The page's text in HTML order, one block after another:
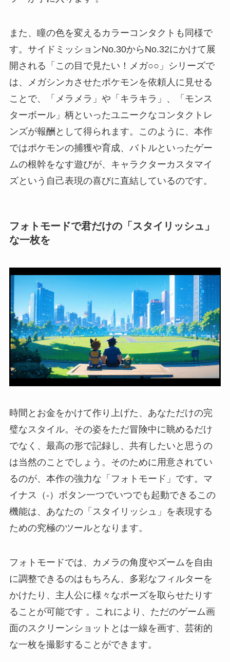
また、瞳の色を変えるカラーコンタクトも同様で
す。サイドミッションNo.30からNo.32にかけて展
開される「この目で見たい！メガ○○」シリーズで
は、メガシンカさせたポケモンを依頼人に見せる
ことで、「メラメラ」や「キラキラ」、「モンス
ターボール」柄といったユニークなコンタクトレ
ンズが報酬として得られます。このように、本作
ではポケモンの捕獲や育成、バトルといったゲー
ムの根幹をなす遊びが、キャラクターカスタマイ
ズという自己表現の喜びに直結しているのです。
フォトモードで君だけの「スタイリッシュ」
な一枚を
時間とお金をかけて作り上げた、あなただけの完
璧なスタイル。その姿をただ冒険中に眺めるだけ
でなく、最高の形で記録し、共有したいと思うの
は当然のことでしょう。そのために用意されてい
るのが、本作の強力な「フォトモード」です。マ
イナス（-）ボタン一つでいつでも起動できるこの
機能は、あなたの「スタイリッシュ」を表現する
ための究極のツールとなります。
フォトモードでは、カメラの角度やズームを自由
に調整できるのはもちろん、多彩なフィルターを
かけたり、主人公に様々なポーズを取らせたりす
ることが可能です 。これにより、ただのゲーム画
面のスクリーンショットとは一線を画す、芸術的
な一枚を撮影することができます。